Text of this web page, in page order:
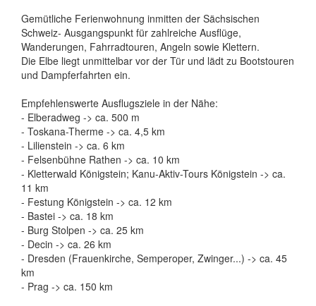
Gemütliche Ferienwohnung inmitten der Sächsischen
Schweiz- Ausgangspunkt für zahlreiche Ausflüge,
Wanderungen, Fahrradtouren, Angeln sowie Klettern.
Die Elbe liegt unmittelbar vor der Tür und lädt zu Bootstouren
und Dampferfahrten ein.
Empfehlenswerte Ausflugsziele in der Nähe:
- Elberadweg -> ca. 500 m
- Toskana-Therme -> ca. 4,5 km
- Lilienstein -> ca. 6 km
- Felsenbühne Rathen -> ca. 10 km
- Kletterwald Königstein; Kanu-Aktiv-Tours Königstein -> ca.
11 km
- Festung Königstein -> ca. 12 km
- Bastei -> ca. 18 km
- Burg Stolpen -> ca. 25 km
- Decin -> ca. 26 km
- Dresden (Frauenkirche, Semperoper, Zwinger...) -> ca. 45
km
- Prag -> ca. 150 km